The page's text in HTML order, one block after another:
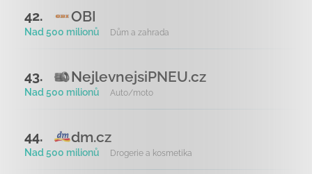
42. OBI
Nad 500 milionů Dům a zahrada
43. NejlevnejsiPNEU.cz
Nad 500 milionů Auto/moto
44. dm.cz
Nad 500 milionů Drogerie a kosmetika